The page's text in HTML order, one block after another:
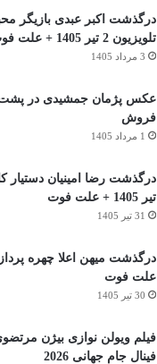
درگذشت اکبر عبدی بازیگر
تلویزیون 2 تیر 1405 + علت فوت
3 مرداد 1405
عکس پژمان جمشیدی در پشت
فروش
1 مرداد 1405
تیر 1405 + علت فوت
31 تیر 1405
درگذشت میهن اعلا چهره
علت فوت
30 تیر 1405
فیلم ویولن نوازی بیژن
فینال جام جهانی 2026